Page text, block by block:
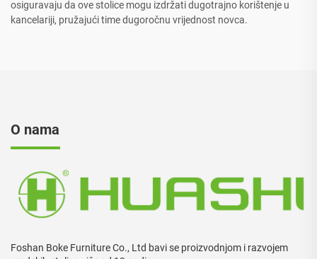
osiguravaju da ove stolice mogu izdržati dugotrajno korištenje u
kancelariji, pružajući time dugoročnu vrijednost novca.
O nama
Foshan Boke Furniture Co., Ltd bavi se proizvodnjom i razvojem